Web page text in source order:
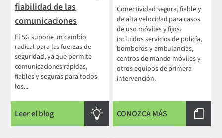
fiabilidad de las
comunicaciones
El 5G supone un cambio
radical para las fuerzas de
seguridad, ya que permite
comunicaciones rápidas,
fiables y seguras para todos
los...
Leer el blog
Conectividad segura, fiable y
de alta velocidad para casos
de uso móviles y fijos,
incluidos servicios de policía,
bomberos y ambulancias,
centros de mando móviles y
otros equipos de primera
intervención.
CONOZCA MÁS